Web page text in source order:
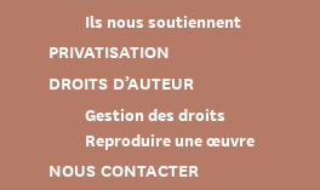
Ils nous soutiennent
PRIVATISATION
DROITS D’AUTEUR
Gestion des droits
Reproduire une œuvre
NOUS CONTACTER